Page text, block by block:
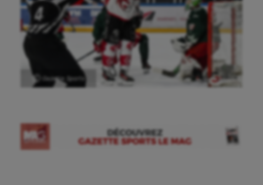
Ⓒ Gazette Sports